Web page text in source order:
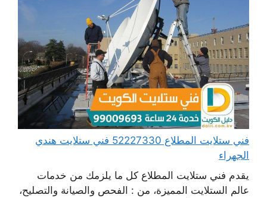
فني ستلايت المطلاع 52227330 فني ستلايت هندي
الجهراء
يقدم فني ستلايت المطلاع كل ما يلزمك من خدمات
عالم الستلايت المميزة، من : الفحص والصيانة والتصليح،